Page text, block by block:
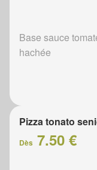
Base sauce
hachée
Pizza tonato
Dès 7.50 €